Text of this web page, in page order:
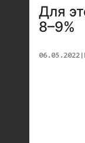
Для
8–9%
06.05.2022|